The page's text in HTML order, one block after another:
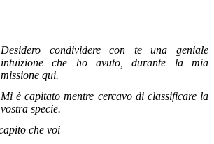
Desidero condividere con te una geniale
intuizione che ho avuto, durante la mia
missione qui.
Mi è capitato mentre cercavo di classificare la
vostra specie.
che voi